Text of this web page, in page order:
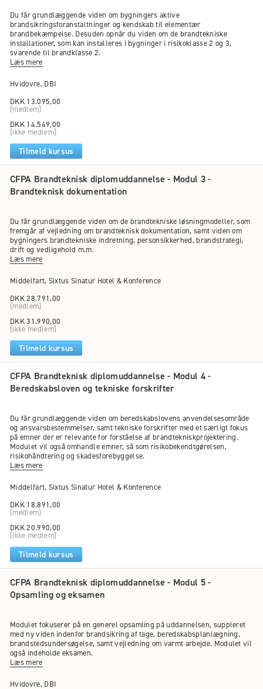
Du får grundlæggende viden om bygningers aktive
brandsikringsforanstaltninger og kendskab til elementær
brandbekæmpelse. Desuden opnår du viden om de brandtekniske
installationer, som kan installeres i bygninger i risikoklasse 2 og 3,
svarende til brandklasse 2.
Læs mere
Hvidovre, DBI
DKK 13.095,00
(medlem)
DKK 14.549,00
(ikke medlem)
Tilmeld kursus
CFPA Brandteknisk diplomuddannelse - Modul 3 -
Brandteknisk dokumentation
Du får grundlæggende viden om de brandtekniske løsningmodeller, som
fremgår af vejledning om brandteknisk dokumentation, samt viden om
bygningers brandtekniske indretning, personsikkerhed, brandstrategi,
drift og vedligehold m.m.
Læs mere
Middelfart, Sixtus Sinatur Hotel & Konference
DKK 28.791,00
(medlem)
DKK 31.990,00
(ikke medlem)
Tilmeld kursus
CFPA Brandteknisk diplomuddannelse - Modul 4 -
Beredskabsloven og tekniske forskrifter
Du får grundlæggende viden om beredskabslovens anvendelsesområde
og ansvarsbestemmelser, samt tekniske forskrifter med et særligt fokus
på emner der er relevante for forståelse af brandtekniskprojektering.
Modulet vil også omhandle emner, så som risikobekendtgørelsen,
risikohåndtering og skadesforebyggelse.
Læs mere
Middelfart, Sixtus Sinatur Hotel & Konference
DKK 18.891,00
(medlem)
DKK 20.990,00
(ikke medlem)
Tilmeld kursus
CFPA Brandteknisk diplomuddannelse - Modul 5 -
Opsamling og eksamen
Modulet fokuserer på en generel opsamling på uddannelsen, suppleret
med ny viden indenfor brandsikring af tage, beredskabsplanlægning,
brandstedsundersøgelse, samt vejledning om varmt arbejde. Modulet vil
også indeholde eksamen.
Læs mere
Hvidovre, DBI